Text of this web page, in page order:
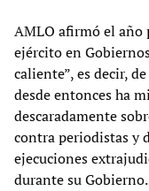
AMLO afirmó el año
ejército en
caliente”, es decir,
desde entonces ha
descaradamente
contra periodistas y
ejecuciones
durante su Gobierno.